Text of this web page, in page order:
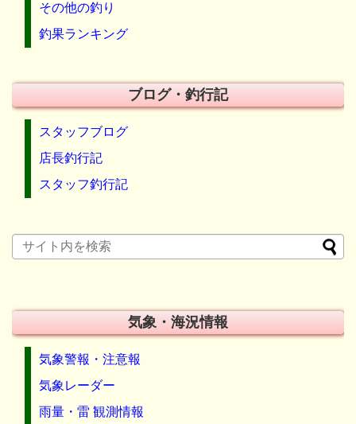
その他の釣り
釣果ランキング
ブログ・釣行記
スタッフブログ
店長釣行記
スタッフ釣行記
気象・海況情報
気象警報・注意報
気象レーダー
雨量・雷 観測情報